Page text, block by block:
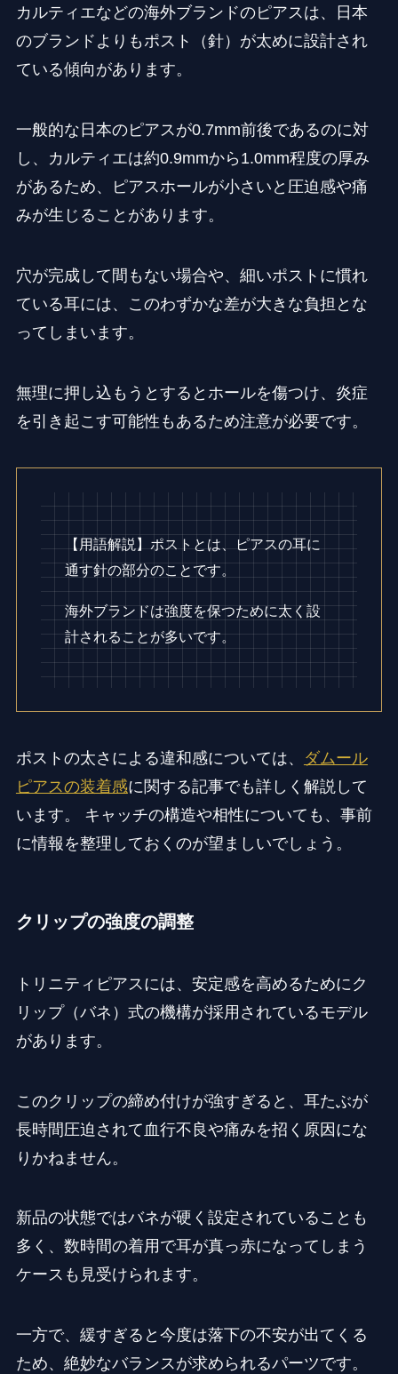
カルティエなどの海外ブランドのピアスは、日本
のブランドよりもポスト（針）が太めに設計され
ている傾向があります。
一般的な日本のピアスが0.7mm前後であるのに対
し、カルティエは約0.9mmから1.0mm程度の厚み
があるため、ピアスホールが小さいと圧迫感や痛
みが生じることがあります。
穴が完成して間もない場合や、細いポストに慣れ
ている耳には、このわずかな差が大きな負担とな
ってしまいます。
無理に押し込もうとするとホールを傷つけ、炎症
を引き起こす可能性もあるため注意が必要です。
【用語解説】ポストとは、ピアスの耳に
通す針の部分のことです。
海外ブランドは強度を保つために太く設
計されることが多いです。
ポストの太さによる違和感については、
ダムール
ピアスの装着感に関する記事でも詳しく解説して
います。 キャッチの構造や相性についても、事前
に情報を整理しておくのが望ましいでしょう。
クリップの強度の調整
トリニティピアスには、安定感を高めるためにク
リップ（バネ）式の機構が採用されているモデル
があります。
このクリップの締め付けが強すぎると、耳たぶが
長時間圧迫されて血行不良や痛みを招く原因にな
りかねません。
新品の状態ではバネが硬く設定されていることも
多く、数時間の着用で耳が真っ赤になってしまう
ケースも見受けられます。
一方で、緩すぎると今度は落下の不安が出てくる
ため、絶妙なバランスが求められるパーツです。